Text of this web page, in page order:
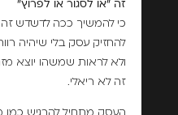
זה "או לסגור או לפרוץ"
כי להמשיך ככה לדשדש זה
להחזיק עסק בלי שיהיה
ולא לראות שמשהו יוצא
זה לא ריאלי.